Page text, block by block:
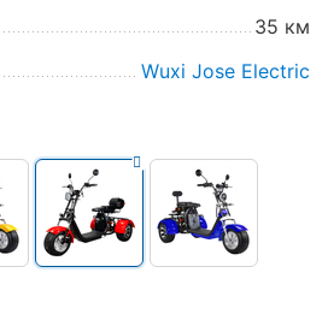
35 км
Wuxi Jose Electric